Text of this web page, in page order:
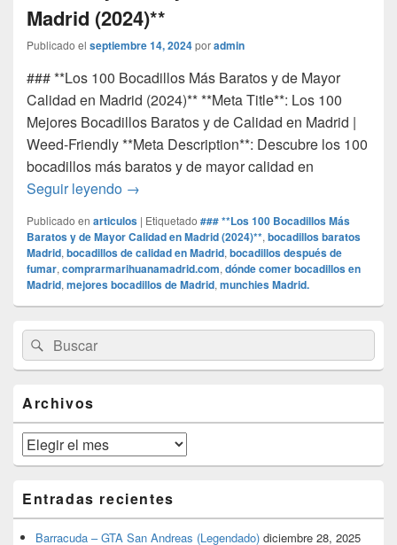
Madrid (2024)**
Publicado el septiembre 14, 2024poradmin
### **Los 100 Bocadillos Más Baratos y de Mayor
Calidad en Madrid (2024)** **Meta Title**: Los 100
Mejores Bocadillos Baratos y de Calidad en Madrid |
Weed-Friendly **Meta Description**: Descubre los 100
bocadillos más baratos y de mayor calidad en
Seguir leyendo ### **Los 100 Bocadillos Más Baratos y
→
Publicado en articulos | Etiquetado ### **Los 100 Bocadillos Más
Baratos y de Mayor Calidad en Madrid (2024)**, bocadillos baratos
Madrid, bocadillos de calidad en Madrid, bocadillos después de
fumar, comprarmarihuanamadrid.com, dónde comer bocadillos en
Madrid, mejores bocadillos de Madrid, munchies Madrid.
área
de
widget
lateral
primaria
Buscar
por:
Buscar
Archivos
Archivos
Entradas recientes
Barracuda – GTA San Andreas (Legendado) diciembre 28, 2025